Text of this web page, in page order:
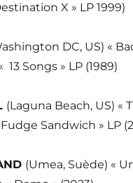
X » LP 1999)
DC, US) «
Songs » LP (1989)
(Laguna Beach, US) «
Sandwich » LP
(Umea, Suède) «